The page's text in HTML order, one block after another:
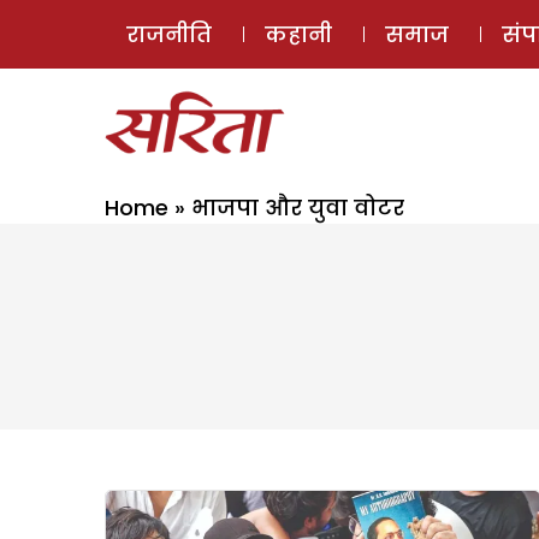
राजनीति कहानी समाज
Home » भाजपा और युवा वोटर